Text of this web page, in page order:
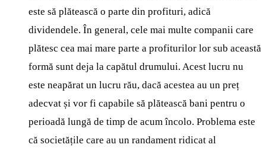
este să plătească o parte din profituri, adică
dividendele. În general, cele mai multe companii care
plătesc cea mai mare parte a profiturilor lor sub această
formă sunt deja la capătul drumului. Acest lucru nu
este neapărat un lucru rău, dacă acestea au un preț
adecvat și vor fi capabile să plătească bani pentru o
perioadă lungă de timp de acum încolo. Problema este
că societățile care au un randament ridicat al